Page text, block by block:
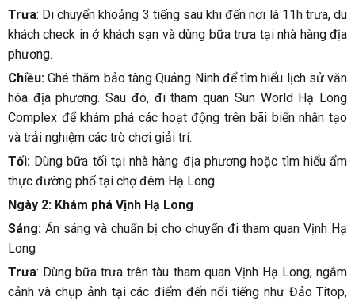
Trưa: Di chuyển khoảng 3 tiếng sau khi đến nơi là 11h trưa, du
khách check in ở khách sạn và dùng bữa trưa tại nhà hàng địa
phương.
Chiều:Ghé thăm bảo tàng Quảng Ninh để tìm hiểu lịch sử văn
hóa địa phương. Sau đó, đi tham quan Sun World Hạ Long
Complex để khám phá các hoạt động trên bãi biển nhân tạo
và trải nghiệm các trò chơi giải trí.
Tối:Dùng bữa tối tại nhà hàng địa phương hoặc tìm hiểu ẩm
thực đường phố tại chợ đêm Hạ Long.
Ngày 2: Khám phá Vịnh Hạ Long
Sáng:Ăn sáng và chuẩn bị cho chuyến đi tham quan Vịnh Hạ
Long
Trưa: Dùng bữa trưa trên tàu tham quan Vịnh Hạ Long, ngắm
cảnh và chụp ảnh tại các điểm đến nổi tiếng như Đảo Titop,